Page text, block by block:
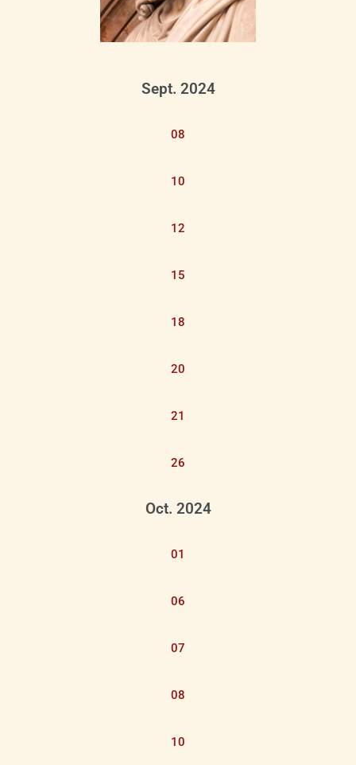
Sept. 2024
08
10
12
15
18
20
21
26
Oct. 2024
01
06
07
08
10